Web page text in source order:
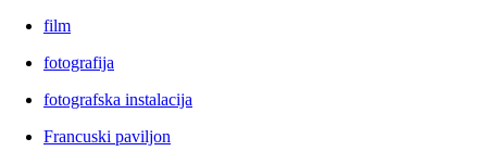
film
fotografija
fotografska instalacija
Francuski paviljon